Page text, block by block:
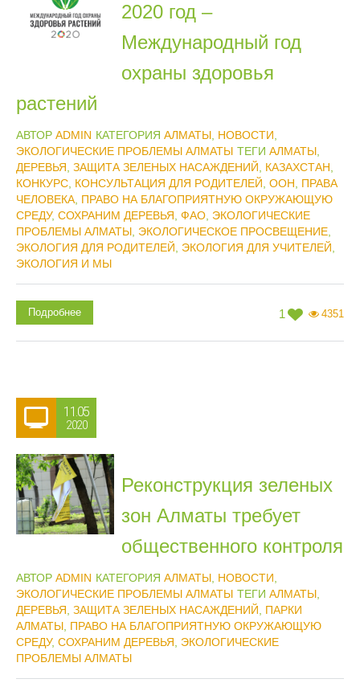
2020 год –
Международный год
охраны здоровья
растений
АВТОР ADMIN КАТЕГОРИЯ АЛМАТЫ НОВОСТИ
ЭКОЛОГИЧЕСКИЕ ПРОБЛЕМЫ АЛМАТЫ ТЕГИ АЛМАТЫ
ДЕРЕВЬЯ ЗАЩИТА ЗЕЛЕНЫХ НАСАЖДЕНИЙ КАЗАХСТАН
КОНКУРС КОНСУЛЬТАЦИЯ ДЛЯ РОДИТЕЛЕЙ ООН
ПРАВА
ЧЕЛОВЕКА ПРАВО НА БЛАГОПРИЯТНУЮ ОКРУЖАЮЩУЮ
СРЕДУ, СОХРАНИМ ДЕРЕВЬЯ ФАО ЭКОЛОГИЧЕСКИЕ
ПРОБЛЕМЫ АЛМАТЫ ЭКОЛОГИЧЕСКОЕ ПРОСВЕЩЕНИЕ
ЭКОЛОГИЯ ДЛЯ РОДИТЕЛЕЙ
ЭКОЛОГИЯ ДЛЯ УЧИТЕЛЕЙ
ЭКОЛОГИЯ И МЫ
1 4351
Подробнее
11.05
2020
Реконструкция зеленых
зон Алматы требует
общественного контроля
АВТОР ADMIN КАТЕГОРИЯ АЛМАТЫ НОВОСТИ
ЭКОЛОГИЧЕСКИЕ ПРОБЛЕМЫ АЛМАТЫ ТЕГИ АЛМАТЫ
ДЕРЕВЬЯ ЗАЩИТА ЗЕЛЕНЫХ НАСАЖДЕНИЙ
ПАРКИ
АЛМАТЫ ПРАВО НА БЛАГОПРИЯТНУЮ ОКРУЖАЮЩУЮ
СРЕДУ, СОХРАНИМ ДЕРЕВЬЯ
ЭКОЛОГИЧЕСКИЕ
ПРОБЛЕМЫ АЛМАТЫ